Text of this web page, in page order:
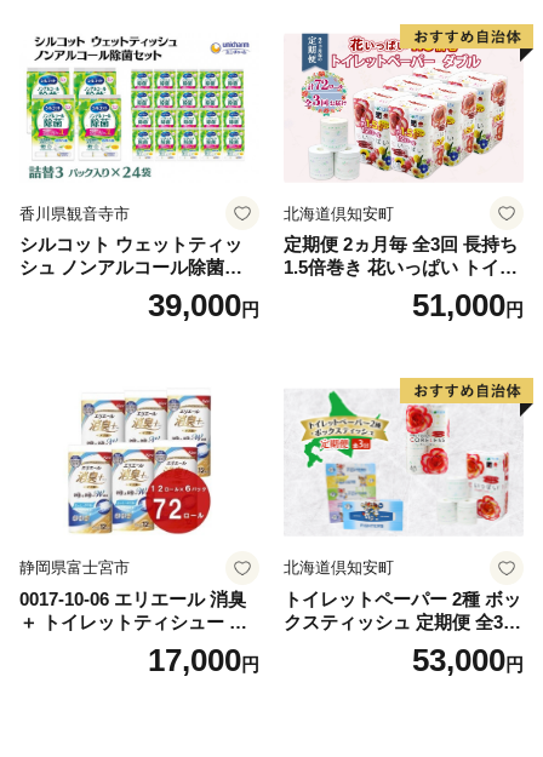
泡石鹸 石鹸 兵庫 兵庫県 小野
香川県観音寺市
シルコット ウェットティッ
シュ ノンアルコール除菌詰
替（43枚×3P）×24袋 日用品
おもちゃ 拭き取り 手拭き 外
39,000円
北海道倶知安町
定期便 2ヵ月毎 全3回 長持ち
1.5倍巻き 花いっぱい トイレ
ットペーパー ダブル 45ｍ 計
72ロール 全18種 花柄 プリン
ー 消耗品 備蓄 送料無料 北海
道 倶知安町 日用品
51,000円
静岡県富士宮市
0017-10-06 エリエール 消臭
＋ トイレットティシュー し
っかり香るフレッシュクリア
の香り ダブル 12ロール×6パ
17,000円
北海道倶知安町
トイレットペーパー 2種 ボッ
クスティッシュ 定期便 全3
回 日本製 まとめ買い 防災
常備品 日用雑貨 消耗品 生活
53,000円